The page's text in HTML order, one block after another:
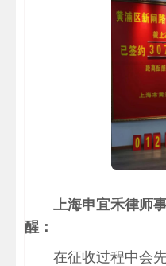
上海申宜禾律师
醒：
在征收过程中会